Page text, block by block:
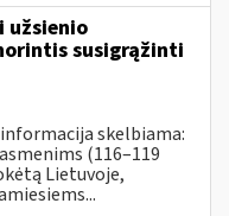
susigrąžinti
skelbiama:
(116–119
Lietuvoje,